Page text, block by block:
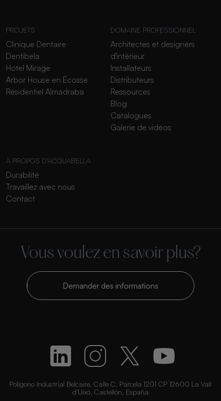
PROJETS
Clinique Dentaire
Dentibela
Hotel Mirage
Arbor House en Écosse
Résidentiel Almadraba
DOMAINE PROFESSIONNEL
Architectes et designers
d'intérieur
Installateurs
Distributeurs
Ressources
Blog
Catalogues
Galerie de vidéos
À PROPOS D'ACQUABELLA
Durabilité
Travaillez avec nous
Contact
Vous voulez en savoir plus?
Demander des informations
Polígono Industrial Belcaire. Calle C, Parcela 1201 CP 12600 La Vall
d’Uixó, Castellón, España